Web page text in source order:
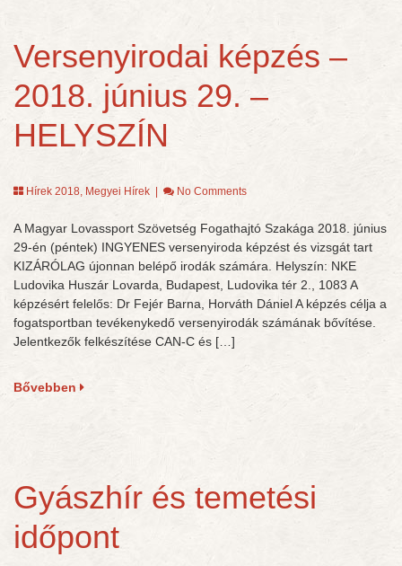
Versenyirodai képzés –
2018. június 29. –
HELYSZÍN
Hírek 2018, Megyei Hírek No Comments
A Magyar Lovassport Szövetség Fogathajtó Szakága 2018. június
29-én (péntek) INGYENES versenyiroda képzést és vizsgát tart
KIZÁRÓLAG újonnan belépő irodák számára. Helyszín: NKE
Ludovika Huszár Lovarda, Budapest, Ludovika tér 2., 1083 A
képzésért felelős: Dr Fejér Barna, Horváth Dániel A képzés célja a
fogatsportban tevékenykedő versenyirodák számának bővítése.
Jelentkezők felkészítése CAN-C és […]
Bővebben
Gyászhír és temetési
időpont